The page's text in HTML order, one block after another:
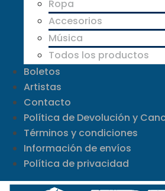
Ropa
Accesorios
Música
Todos los productos
Boletos
Artistas
Contacto
Política de Devolución y
Términos y condiciones
Información de envíos
Política de privacidad